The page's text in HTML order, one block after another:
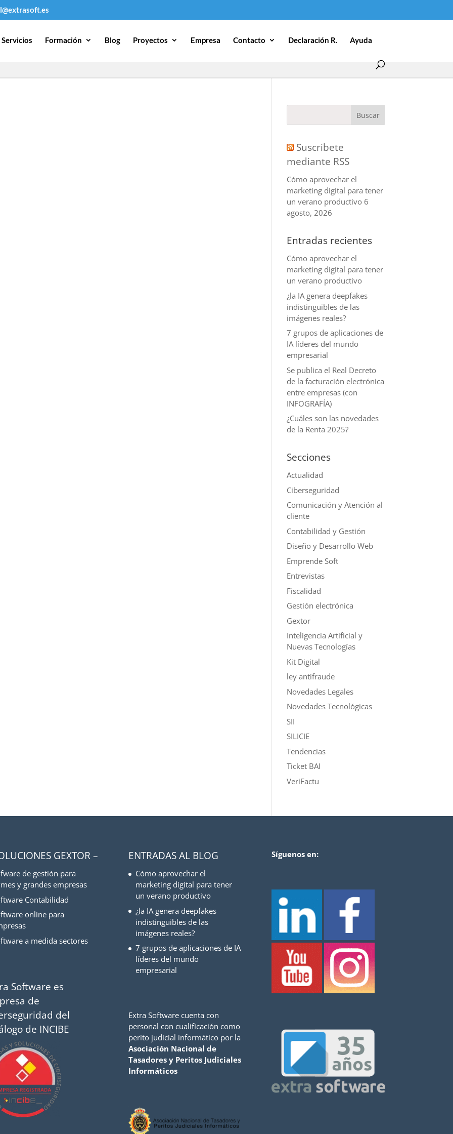
Servicios Formación Blog Proyectos Empresa Contacto Declaración R. Ayuda
Suscribete
mediante RSS
Cómo aprovechar el
marketing digital para tener
un verano productivo 6
agosto, 2026
Entradas recientes
Cómo aprovechar el
marketing digital para tener
un verano productivo
¿la IA genera deepfakes
indistinguibles de las
imágenes reales?
7 grupos de aplicaciones de
IA líderes del mundo
empresarial
Se publica el Real Decreto
de la facturación electrónica
entre empresas (con
INFOGRAFÍA)
¿Cuáles son las novedades
de la Renta 2025?
Secciones
Actualidad
Ciberseguridad
Comunicación y Atención al
cliente
Contabilidad y Gestión
Diseño y Desarrollo Web
Emprende Soft
Entrevistas
Fiscalidad
Gestión electrónica
Gextor
Inteligencia Artificial y
Nuevas Tecnologías
Kit Digital
ley antifraude
Novedades Legales
Novedades Tecnológicas
SII
SILICIE
Tendencias
Ticket BAI
VeriFactu
GEXTOR –
de gestión para
y grandes empresas
Contabilidad
online para
a medida sectores
Software es
de
del
de INCIBE
ENTRADAS AL BLOG
Cómo aprovechar el
marketing digital para tener
un verano productivo
¿la IA genera deepfakes
indistinguibles de las
imágenes reales?
7 grupos de aplicaciones de IA
líderes del mundo
empresarial
Extra Software cuenta con
personal con cualificación como
perito judicial informático por la
Asociación Nacional de
Tasadores y Peritos Judiciales
Informáticos
Síguenos en: